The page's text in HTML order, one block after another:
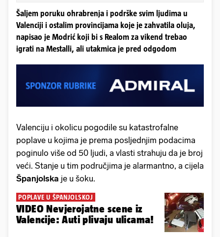
Šaljem poruku ohrabrenja i podrške svim ljudima u
Valenciji i ostalim provincijama koje je zahvatila oluja,
napisao je Modrić koji bi s Realom za vikend trebao
igrati na Mestalli, ali utakmica je pred odgodom
Valenciju i okolicu pogodile su katastrofalne
poplave u kojima je prema posljednjim podacima
poginulo više od 50 ljudi, a vlasti strahuju da je broj
veći. Stanje u tim područjima je alarmantno, a cijela
Španjolska je u šoku.
POPLAVE U ŠPANJOLSKOJ
VIDEO Nevjerojatne scene iz
Valencije: Auti plivaju ulicama!